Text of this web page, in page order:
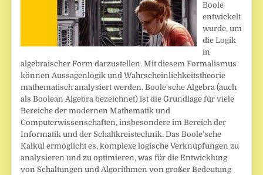
Boole
entwickelt
wurde, um
die Logik
in
algebraischer Form darzustellen. Mit diesem Formalismus
können Aussagenlogik und Wahrscheinlichkeitstheorie
mathematisch analysiert werden. Boole'sche Algebra (auch
als Boolean Algebra bezeichnet) ist die Grundlage für viele
Bereiche der modernen Mathematik und
Computerwissenschaften, insbesondere im Bereich der
Informatik und der Schaltkreistechnik. Das Boole'sche
Kalkül ermöglicht es, komplexe logische Verknüpfungen zu
analysieren und zu optimieren, was für die Entwicklung
von Schaltungen und Algorithmen von großer Bedeutung